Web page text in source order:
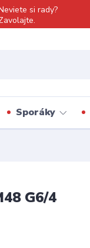
si rady?
Sporáky
G6/4